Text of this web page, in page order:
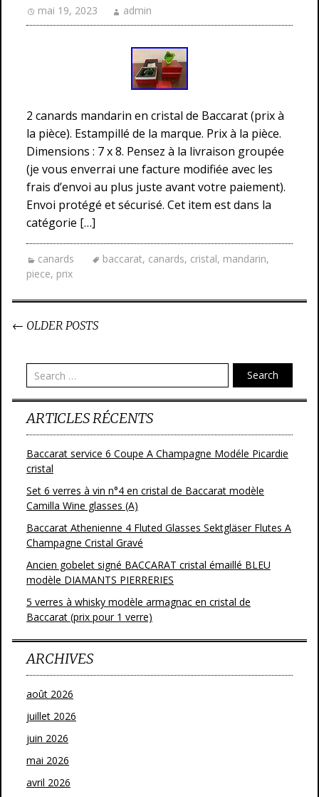
mai 19, 2023 admin
2 canards mandarin en cristal de Baccarat (prix à
la pièce). Estampillé de la marque. Prix à la pièce.
Dimensions : 7 x 8. Pensez à la livraison groupée
(je vous enverrai une facture modifiée avec les
frais d’envoi au plus juste avant votre paiement).
Envoi protégé et sécurisé. Cet item est dans la
catégorie […]
canards baccarat, canards, cristal, mandarin,
piece, prix
← OLDER POSTS
Search
ARTICLES RÉCENTS
Baccarat service 6 Coupe A Champagne Modéle Picardie
cristal
Set 6 verres à vin n°4 en cristal de Baccarat modèle
Camilla Wine glasses (A)
Baccarat Athenienne 4 Fluted Glasses Sektgläser Flutes A
Champagne Cristal Gravé
Ancien gobelet signé BACCARAT cristal émaillé BLEU
modèle DIAMANTS PIERRERIES
5 verres à whisky modèle armagnac en cristal de
Baccarat (prix pour 1 verre)
ARCHIVES
août 2026
juillet 2026
juin 2026
mai 2026
avril 2026